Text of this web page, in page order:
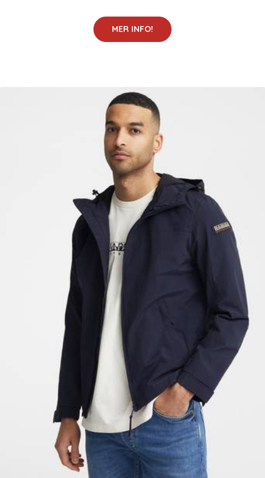
MER INFO!